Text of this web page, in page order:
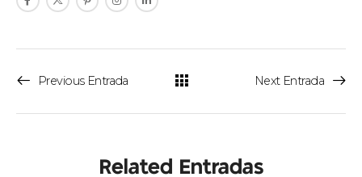
Previous Entrada Next Entrada
Related Entradas